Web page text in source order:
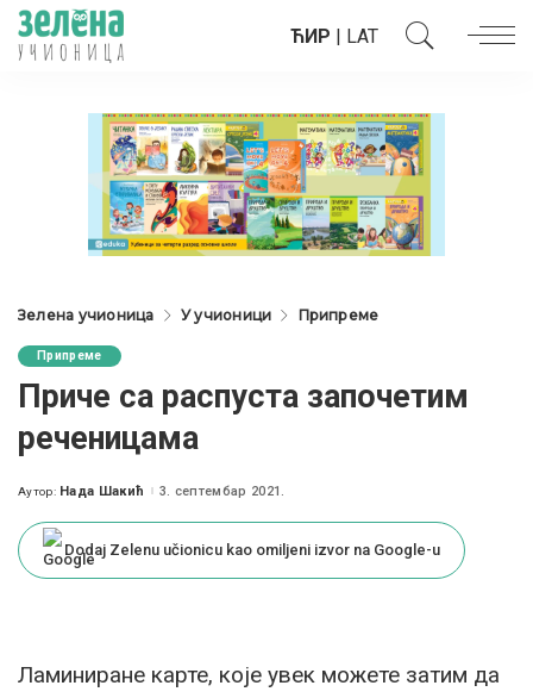
ЋИР | LAT
Зелена учионица У учионици Припреме
Припреме
Приче са распуста започетим
реченицама
Posted
Аутор: Нада Шакић 3. септембар 2021.
Dodaj Zelenu učionicu kao omiljeni izvor na Google-u
Ламиниране карте, које увек можете затим да